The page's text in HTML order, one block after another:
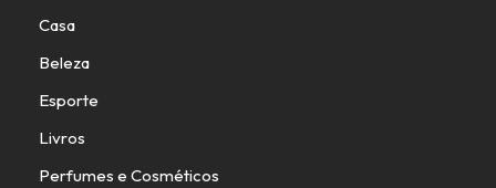
Casa
Beleza
Esporte
Livros
Perfumes e Cosméticos